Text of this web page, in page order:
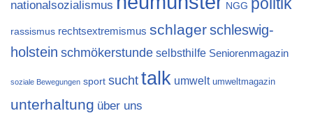
nationalsozialismus NGG politik
rassismus rechtsextremismus schlagerschleswig-
holstein schmökerstunde selbsthilfe Seniorenmagazin
soziale Bewegungen sport suchttalk umwelt umweltmagazin
unterhaltung über uns